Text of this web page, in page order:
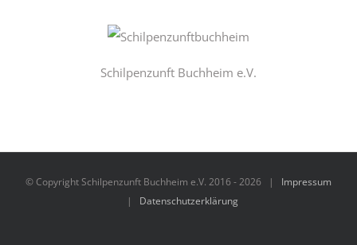
Schilpenzunft Buchheim e.V.
© Copyright Schilpenzunft Buchheim e.V. 2016 -2026 | Impressum
| Datenschutzerklärung